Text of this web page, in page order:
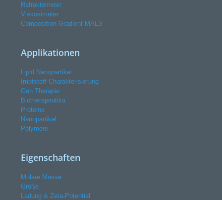
Refraktometer
Viskosimeter
Composition-Gradient MALS
Applikationen
Lipid Nanopartikel
Impfstoff-Charakterisierung
Gen Therapie
Biotherapeutika
Proteine
Nanopartikel
Polymere
Eigenschaften
Molare Masse
Größe
Ladung & Zeta-Potential